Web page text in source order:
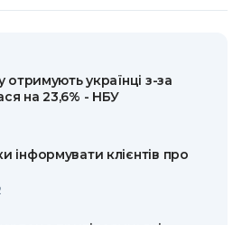
отримують українці з-за
на 23,6% - НБУ
інформувати клієнтів про